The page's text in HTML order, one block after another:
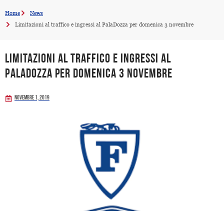
Home
News
Limitazioni al traffico e ingressi al PalaDozza per domenica 3 novembre
Limitazioni al traffico e ingressi al
PalaDozza per domenica 3 novembre
Novembre 1, 2019